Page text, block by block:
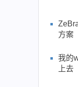
方案
我的
上去